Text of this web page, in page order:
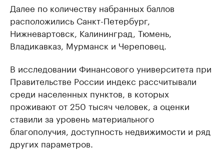
Далее по количеству набранных баллов
расположились Санкт-Петербург,
Нижневартовск, Калининград, Тюмень,
Владикавказ, Мурманск и Череповец.
В исследовании Финансового университета при
Правительстве России индекс рассчитывали
среди населенных пунктов, в которых
проживают от 250 тысяч человек, а оценки
ставили за уровень материального
благополучия, доступность недвижимости и ряд
других параметров.